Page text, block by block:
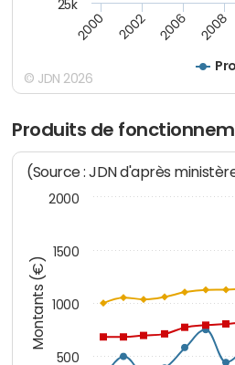
2000 2002 2006 2008
25k
© JDN 2026
Produits de
Montants (€)
(Source : JDN d'après
500
1000
1500
2000